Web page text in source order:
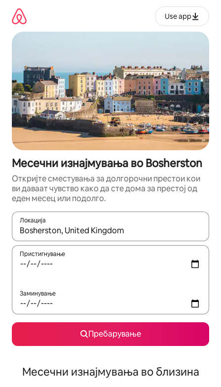
содржина
Use app
Месечни изнајмувања во Bosherston
Откријте сместувања за долгорочни престои кои
ви даваат чувство како да сте дома за престој од
еден месец или подолго.
Локација
Кога резултатите се достапни, движете се со копчињата
Пристигнување
Заминување
Пребарување
Месечни изнајмувања во близина